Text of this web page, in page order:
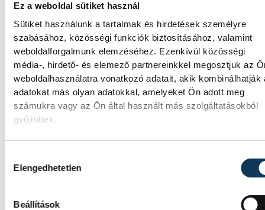
Ez a weboldal sütiket használ
Sütiket használunk a tartalmak és hirdetések személyre
szabásához, közösségi funkciók biztosításához, valamint
weboldalforgalmunk elemzéséhez. Ezenkívül közösségi
média-, hirdető- és elemező partnereinkkel megosztjuk az
weboldalhasználatra vonatkozó adatait, akik kombinálhatják
adatokat más olyan adatokkal, amelyeket Ön adott meg
számukra vagy az Ön által használt más szolgáltatásokból
gyűjtöttek.
Elengedhetetlen
Beállítások
tudomány világát a
veszprémi gyerekek
Látványos kísérletek, kreatív feladatok és
sok-sok élmény várja a gyerekeket a
veszprémi Tinker Labsben. Videónkban
Balassa Marietta, a központ vezetője
mutatja be, hogyan teszik izgalmassá a
természettudományok megismerését.
SPORT